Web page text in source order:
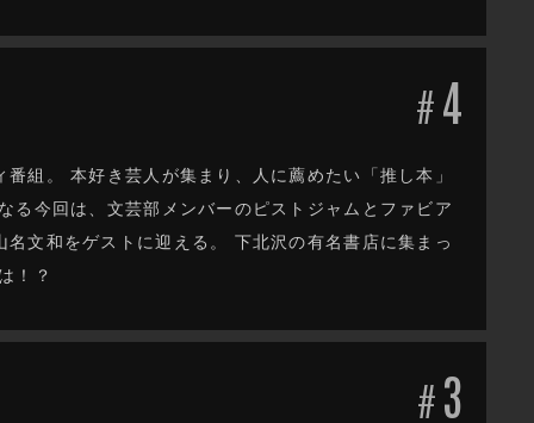
#4
組。 本好き芸人が集まり、人に薦めたい「推し本」
る今回は、文芸部メンバーのピストジャムとファビア
文和をゲストに迎える。 下北沢の有名書店に集まっ
！？
#3